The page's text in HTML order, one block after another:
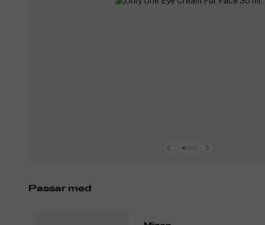
Passar med